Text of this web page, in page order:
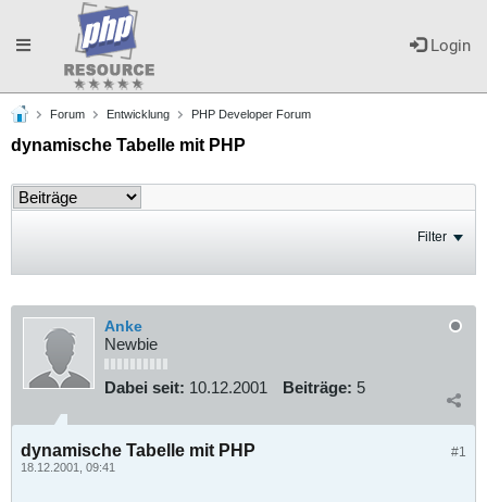
Login
Toggle
navigation
Forum Entwicklung PHP Developer Forum
dynamische Tabelle mit PHP
Filter
Anke
Newbie
Dabei seit: 10.12.2001 Beiträge: 5
#1
dynamische Tabelle mit PHP
18.12.2001, 09:41